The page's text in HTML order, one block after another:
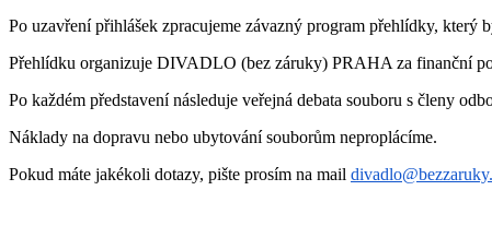
Po uzavření přihlášek zpracujeme závazný program přehlídky,
Přehlídku organizuje DIVADLO (bez záruky) PRAHA za finanční
Po každém představení následuje veřejná debata souboru s členy
Náklady na dopravu nebo ubytování souborům neproplácíme.
Pokud máte jakékoli dotazy, pište prosím na mail